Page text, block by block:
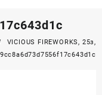
VICIOUS FIREWORKS, 25з,